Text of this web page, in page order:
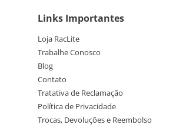
Links Importantes
Loja RacLite
Trabalhe Conosco
Blog
Contato
Tratativa de Reclamação
Política de Privacidade
Trocas, Devoluções e Reembolso